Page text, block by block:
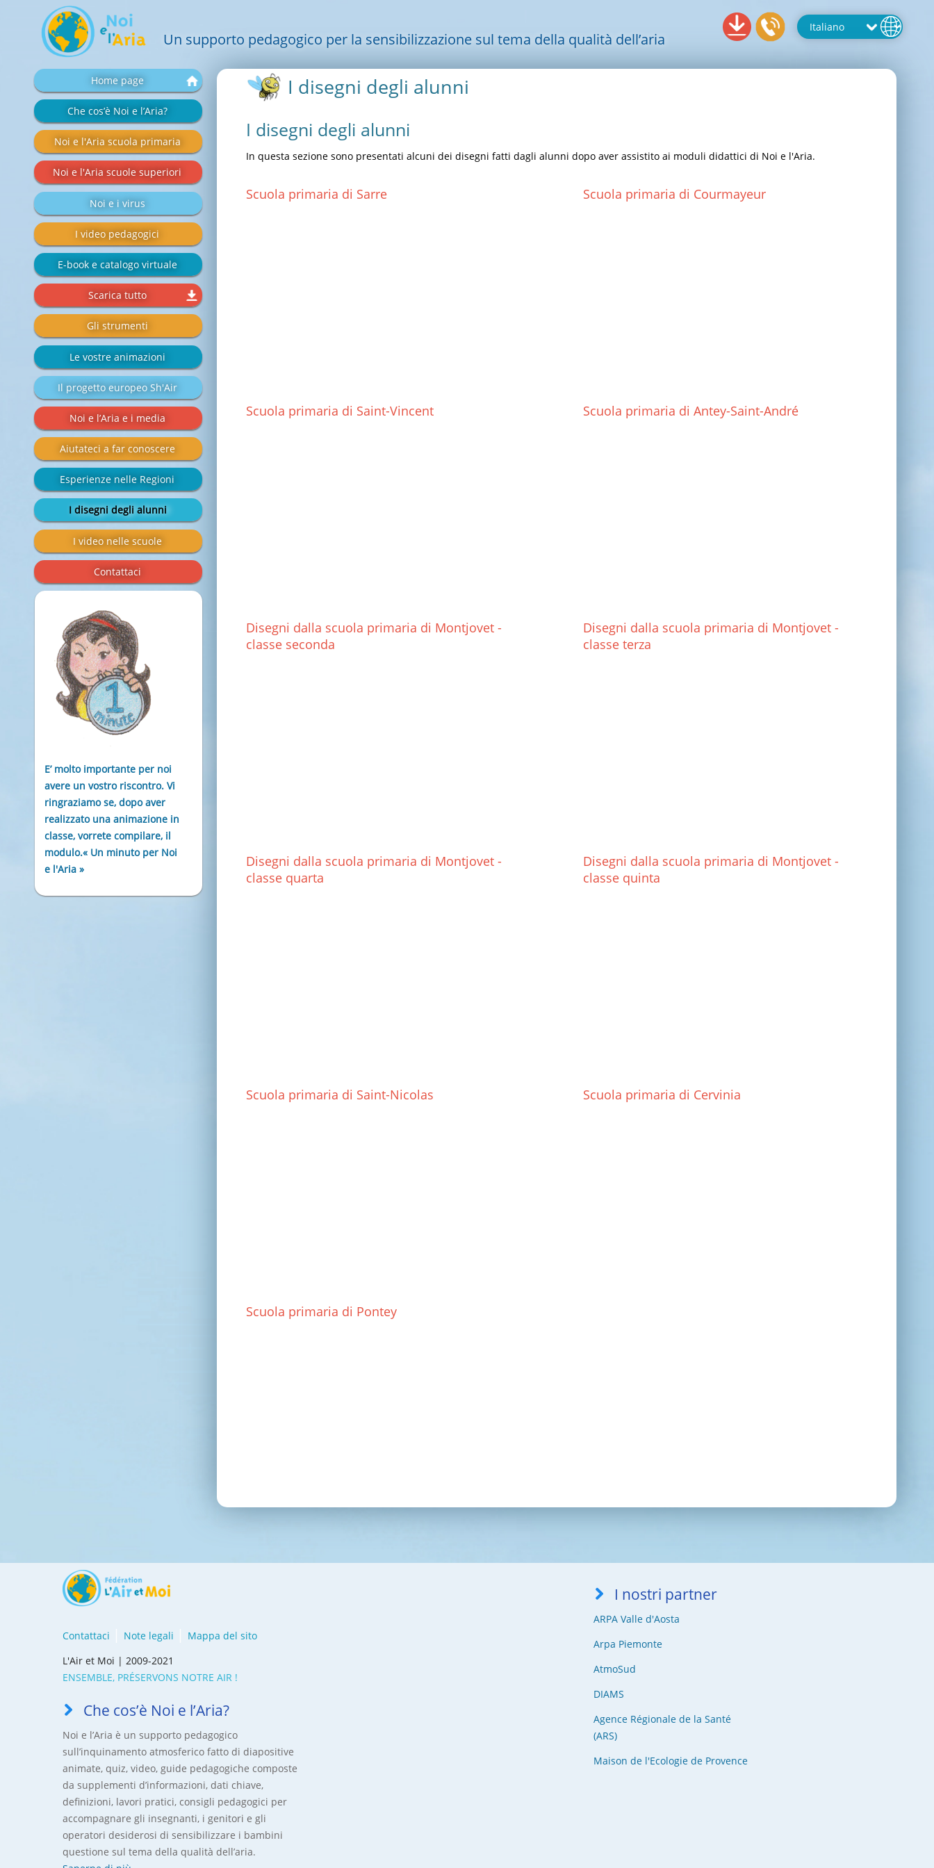
Un supporto pedagogico per la sensibilizzazione sul tema della qualità dell’aria
I disegni degli alunni
I disegni degli alunni
In questa sezione sono presentati alcuni dei disegni fatti dagli alunni dopo aver assistito ai moduli didattici di Noi e l'Aria.
Scuola primaria di Sarre Scuola primaria di Courmayeur
Scuola primaria di Saint-Vincent Scuola primaria di Antey-Saint-André
Disegni dalla scuola primaria di Montjovet -
classe seconda
Disegni dalla scuola primaria di Montjovet -
classe terza
Disegni dalla scuola primaria di Montjovet -
classe quarta
Disegni dalla scuola primaria di Montjovet -
classe quinta
Scuola primaria di Saint-Nicolas Scuola primaria di Cervinia
Scuola primaria di Pontey
Salta
la
navigazione
Home page
Che cos’è Noi e l’Aria?
Noi e l'Aria scuola primaria
Noi e l'Aria scuole superiori
Noi e i virus
I video pedagogici
E-book e catalogo virtuale
Scarica tutto
Gli strumenti
Le vostre animazioni
Il progetto europeo Sh'Air
Noi e l’Aria e i media
Aiutateci a far conoscere
Esperienze nelle Regioni
I disegni degli alunni
I video nelle scuole
Contattaci
E’ molto importante per noi
avere un vostro riscontro. Vi
ringraziamo se, dopo aver
realizzato una animazione in
classe, vorrete compilare, il
modulo.« Un minuto per Noi
e l'Aria »
Contattaci Note legali
Mappa del sito
L'Air et Moi | 2009-2021
ENSEMBLE, PRÉSERVONS NOTRE AIR !
Che cos’è Noi e l’Aria?
Noi e l’Aria è un supporto pedagogico
sull’inquinamento atmosferico fatto di diapositive
animate, quiz, video, guide pedagogiche composte
da supplementi d’informazioni, dati chiave,
definizioni, lavori pratici, consigli pedagogici per
accompagnare gli insegnanti, i genitori e gli
operatori desiderosi di sensibilizzare i bambini
questione sul tema della qualità dell’aria.
I nostri partner
ARPA Valle d'Aosta
Arpa Piemonte
AtmoSud
DIAMS
Agence Régionale de la Santé
(ARS)
Maison de l'Ecologie de Provence